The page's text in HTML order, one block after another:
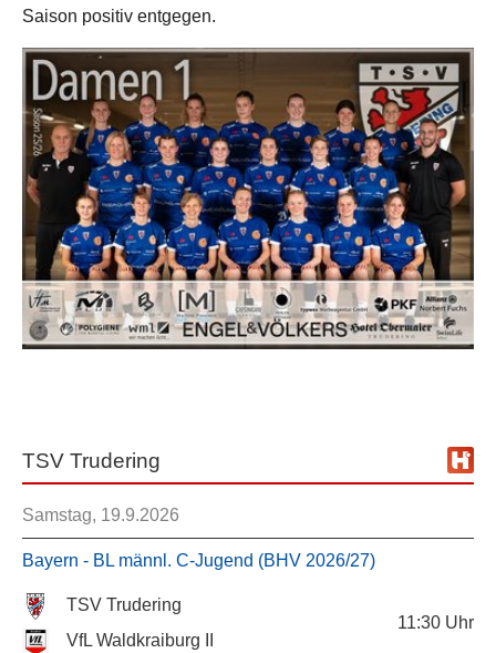
Saison positiv entgegen.
TSV Trudering
Samstag, 19.9.2026
Bayern - BL männl. C-Jugend (BHV 2026/27)
TSV Trudering
VfL Waldkraiburg II
11:30 Uhr